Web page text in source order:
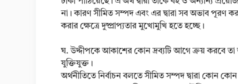
না। কারণ সীমিত সম্পদ এবং এর দ্বারা সব অভাব পূরণ
করার ক্ষেত্রে দুষ্প্রাপ্যতার মুখোমুখি হতে হচ্ছে।
ঘ. উদ্দীপকে আকাশের কোন দ্রব্যটি আগে ক্রয় করবে তা
যুক্তিযুক্ত।
অর্থনীতিতে নির্বাচন বলতে সীমিত সম্পদ দ্বারা কোন